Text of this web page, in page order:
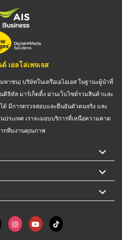
เยลโล่เพจเจส
หาชน) บริษัทในเครือเอไอเอส ในฐานะผู้นำที่
จิทัล มาร์เก็ตติ้ง ผ่านเว็บไซต์รวมสินค้าและ
ด้ มีการตรวจสอบและยืนยันตัวตนจริง และ
ระเทศ เราจะมอบบริการที่เหนือความคาด
กทีมงานคุณภาพ